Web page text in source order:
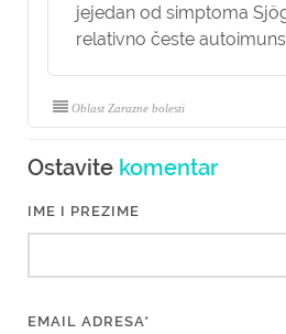
jejedan od simptoma
relativno česte
Oblast Zarazne bolesti
Ostavite komentar
IME I PREZIME
EMAIL ADRESA*